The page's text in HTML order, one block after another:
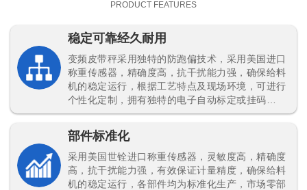
PRODUCT FEATURES
稳定可靠经久耐用
变频皮带秤采用独特的防跑偏技术，采用美国进口
称重传感器，精确度高，抗干扰能力强，确保给料
机的稳定运行，根据工艺特点及现场环境，可进行
个性化定制，拥有独特的电子自动标定或挂码标定
功能，可随时对计量精度进行效验，不仅能帮助减
少物料的浪费，还能有效提高产品生产计量效率。
部件标准化
采用美国世铨进口称重传感器，灵敏度高，精确度
高，抗干扰能力强，有效保证计量精度，确保给料
机的稳定运行，各部件均为标准化生产，市场零部